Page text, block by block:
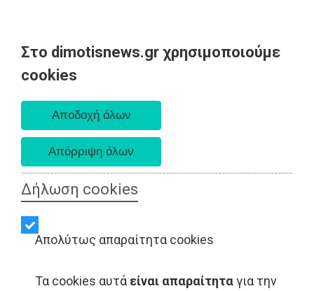
Στο dimotisnews.gr χρησιμοποιούμε
cookies
Δήλωση cookies
Απολύτως απαραίτητα cookies
Τα cookies αυτά είναι απαραίτηταγια την